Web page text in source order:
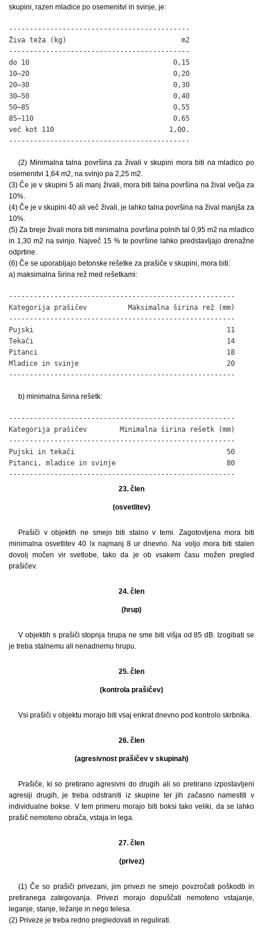
skupini, razen mladice po osemenitvi in svinje, je:
--------------------------------------------
Živa teža (kg)                            m2
--------------------------------------------
do 10                                   0,15
10–20                                   0,20
20–30                                   0,30
30–50                                   0,40
50–85                                   0,55
85–110                                  0,65
več kot 110                            1,00.
--------------------------------------------
(2) Minimalna talna površina za živali v skupini mora biti na mladico po
osemenitvi 1,64 m2, na svinjo pa 2,25 m2.
(3) Če je v skupini 5 ali manj živali, mora biti talna površina na žival večja za
10%.
(4) Če je v skupini 40 ali več živali, je lahko talna površina na žival manjša za
10%.
(5) Za breje živali mora biti minimalna površina polnih tal 0,95 m2 na mladico
in 1,30 m2 na svinjo. Največ 15 % te površine lahko predstavljajo drenažne
odprtine.
(6) Če se uporabljajo betonske rešetke za prašiče v skupini, mora biti:
a) maksimalna širina rež med rešetkami:
-------------------------------------------------------
Kategorija prašičev          Maksimalna širina rež (mm)
-------------------------------------------------------
Pujski                                               11
Tekači                                               14
Pitanci                                              18
Mladice in svinje                                    20
-------------------------------------------------------
b) minimalna širina rešetk:
-------------------------------------------------------
Kategorija prašičev        Minimalna širina rešetk (mm)
-------------------------------------------------------
Pujski in tekači                                     50
Pitanci, mladice in svinje                           80
-------------------------------------------------------
23. člen
(osvetlitev)
Prašiči v objektih ne smejo biti stalno v temi. Zagotovljena mora biti
minimalna osvetlitev 40 lx najmanj 8 ur dnevno. Na voljo mora biti stalen
dovolj močen vir svetlobe, tako da je ob vsakem času možen pregled
prašičev.
24. člen
(hrup)
V objektih s prašiči stopnja hrupa ne sme biti višja od 85 dB. Izogibati se
je treba stalnemu ali nenadnemu hrupu.
25. člen
(kontrola prašičev)
Vsi prašiči v objektu morajo biti vsaj enkrat dnevno pod kontrolo skrbnika.
26. člen
(agresivnost prašičev v skupinah)
Prašiče, ki so pretirano agresivni do drugih ali so pretirano izpostavljeni
agresiji drugih, je treba odstraniti iz skupine ter jih začasno namestiti v
individualne bokse. V tem primeru morajo biti boksi tako veliki, da se lahko
prašič nemoteno obrača, vstaja in lega.
27. člen
(privez)
(1) Če so prašiči privezani, jim privezi ne smejo povzročati poškodb in
pretiranega zategovanja. Privezi morajo dopuščati nemoteno vstajanje,
leganje, stanje, ležanje in nego telesa.
(2) Priveze je treba redno pregledovati in regulirati.